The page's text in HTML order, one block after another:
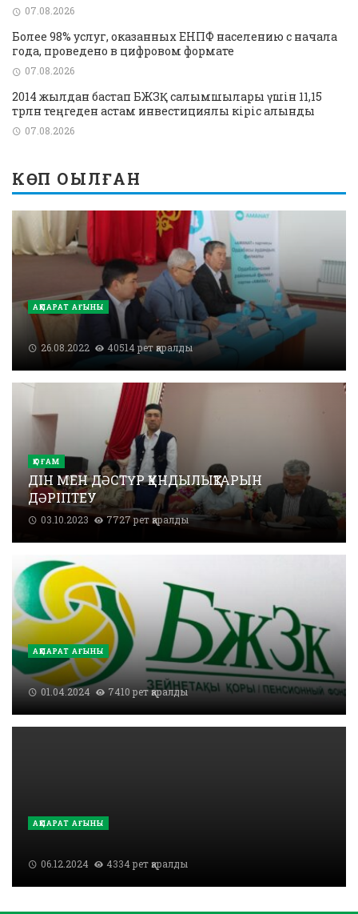
07.08.2026
Более 98% услуг, оказанных ЕНПФ населению с начала
года, проведено в цифровом формате
07.08.2026
2014 жылдан бастап БЖЗҚ салымшылары үшін 11,15
трлн теңгеден астам инвестициялық кіріс алынды
07.08.2026
КӨП ОҚЫЛҒАН
АҚПАРАТ АҒЫНЫ
26.08.2022 40514 рет қаралды
ҚОҒАМ
ДІН МЕН ДӘСТҮР ҚҰНДЫЛЫҚТАРЫН
ДӘРІПТЕУ
03.10.2023 7727 рет қаралды
АҚПАРАТ АҒЫНЫ
01.04.2024 7410 рет қаралды
АҚПАРАТ АҒЫНЫ
06.12.2024 4334 рет қаралды